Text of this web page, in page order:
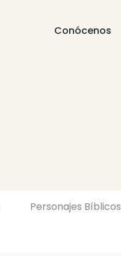
Conócenos
Personajes Bíblicos